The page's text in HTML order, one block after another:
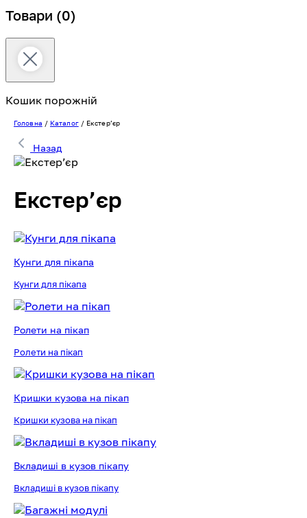
Товари (0)
Кошик порожній
Головна / Каталог/ Екстерʼєр
Назад
Екстерʼєр
Кунги для пікапа
Кунги для пікапа
Ролети на пікап
Ролети на пікап
Кришки кузова на пікап
Кришки кузова на пікап
Вкладиші в кузов пікапу
Вкладиші в кузов пікапу